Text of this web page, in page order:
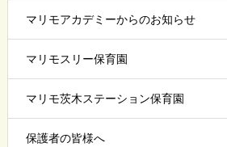
マリモアカデミーからのお知らせ
マリモスリー保育園
マリモ茨木ステーション保育園
保護者の皆様へ